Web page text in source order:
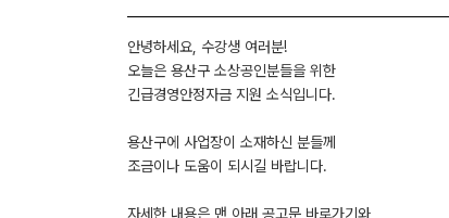
안녕하세요, 수강생 여러분!
오늘은 용산구 소상공인분들을 위한
긴급경영안정자금 지원 소식입니다.
용산구에 사업장이 소재하신 분들께
조금이나 도움이 되시길 바랍니다.
자세한 내용은 맨 아래 공고문 바로가기와